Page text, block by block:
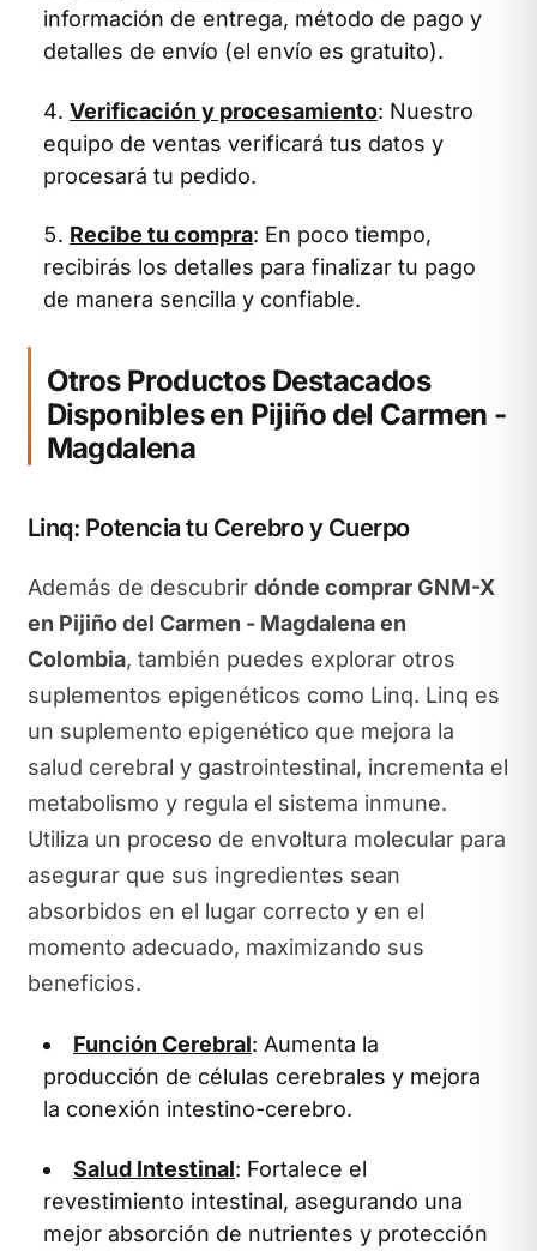
información de entrega, método de pago y
detalles de envío (el envío es gratuito).
Verificación y procesamiento: Nuestro
equipo de ventas verificará tus datos y
procesará tu pedido.
Recibe tu compra: En poco tiempo,
recibirás los detalles para finalizar tu pago
de manera sencilla y confiable.
Otros Productos Destacados
Disponibles en Pijiño del Carmen -
Magdalena
Linq: Potencia tu Cerebro y Cuerpo
Además de descubrir dónde comprar GNM-X
en Pijiño del Carmen - Magdalena en
Colombia, también puedes explorar otros
suplementos epigenéticos como Linq. Linq es
un suplemento epigenético que mejora la
salud cerebral y gastrointestinal, incrementa el
metabolismo y regula el sistema inmune.
Utiliza un proceso de envoltura molecular para
asegurar que sus ingredientes sean
absorbidos en el lugar correcto y en el
momento adecuado, maximizando sus
beneficios.
Función Cerebral: Aumenta la
producción de células cerebrales y mejora
la conexión intestino-cerebro.
Salud Intestinal: Fortalece el
revestimiento intestinal, asegurando una
mejor absorción de nutrientes y protección